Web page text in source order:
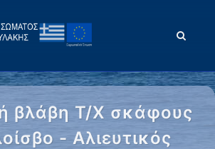
βλάβη Τ/Χ σκάφους
- Αλιευτικός